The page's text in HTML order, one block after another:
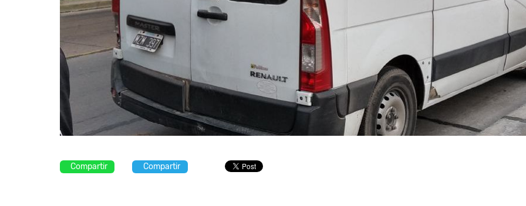
Compartir Compartir